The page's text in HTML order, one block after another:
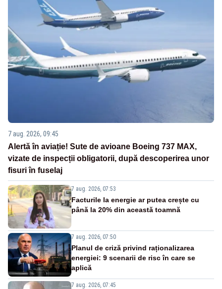
7 aug. 2026, 09:45
Alertă în aviație! Sute de avioane Boeing 737 MAX,
vizate de inspecții obligatorii, după descoperirea unor
fisuri în fuselaj
7 aug. 2026, 07:53
Facturile la energie ar putea crește cu
până la 20% din această toamnă
7 aug. 2026, 07:50
Planul de criză privind raționalizarea
energiei: 9 scenarii de risc în care se
aplică
7 aug. 2026, 07:45